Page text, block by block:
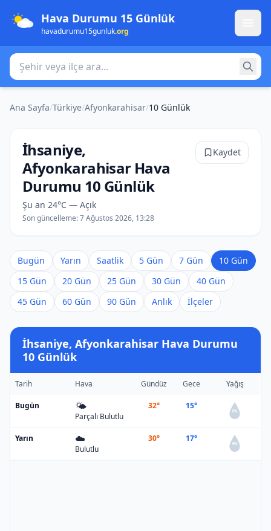
Hava Durumu 15 Günlük
havadurumu15gunluk.org
Şehir veya ilçe ara
Ana Sayfa/Türkiye/Afyonkarahisar/10 Günlük
İhsaniye,
Afyonkarahisar Hava
Durumu 10 Günlük
Şu an 24°C — Açık
Son güncelleme:7 Ağustos 2026, 13:28
Kaydet
Bugün Yarın Saatlik 5 Gün 7 Gün
10 Gün
15 Gün
20 Gün 25 Gün 30 Gün
40 Gün
45 Gün
60 Gün 90 Gün Anlık İlçeler
İhsaniye, Afyonkarahisar Hava Durumu
10 Günlük
Tarih Hava Gündüz Gece Yağış
Bugün 🌤️
Parçalı Bulutlu
32° 15°
0%
Yarın ☁️
Bulutlu
30° 17°
0%